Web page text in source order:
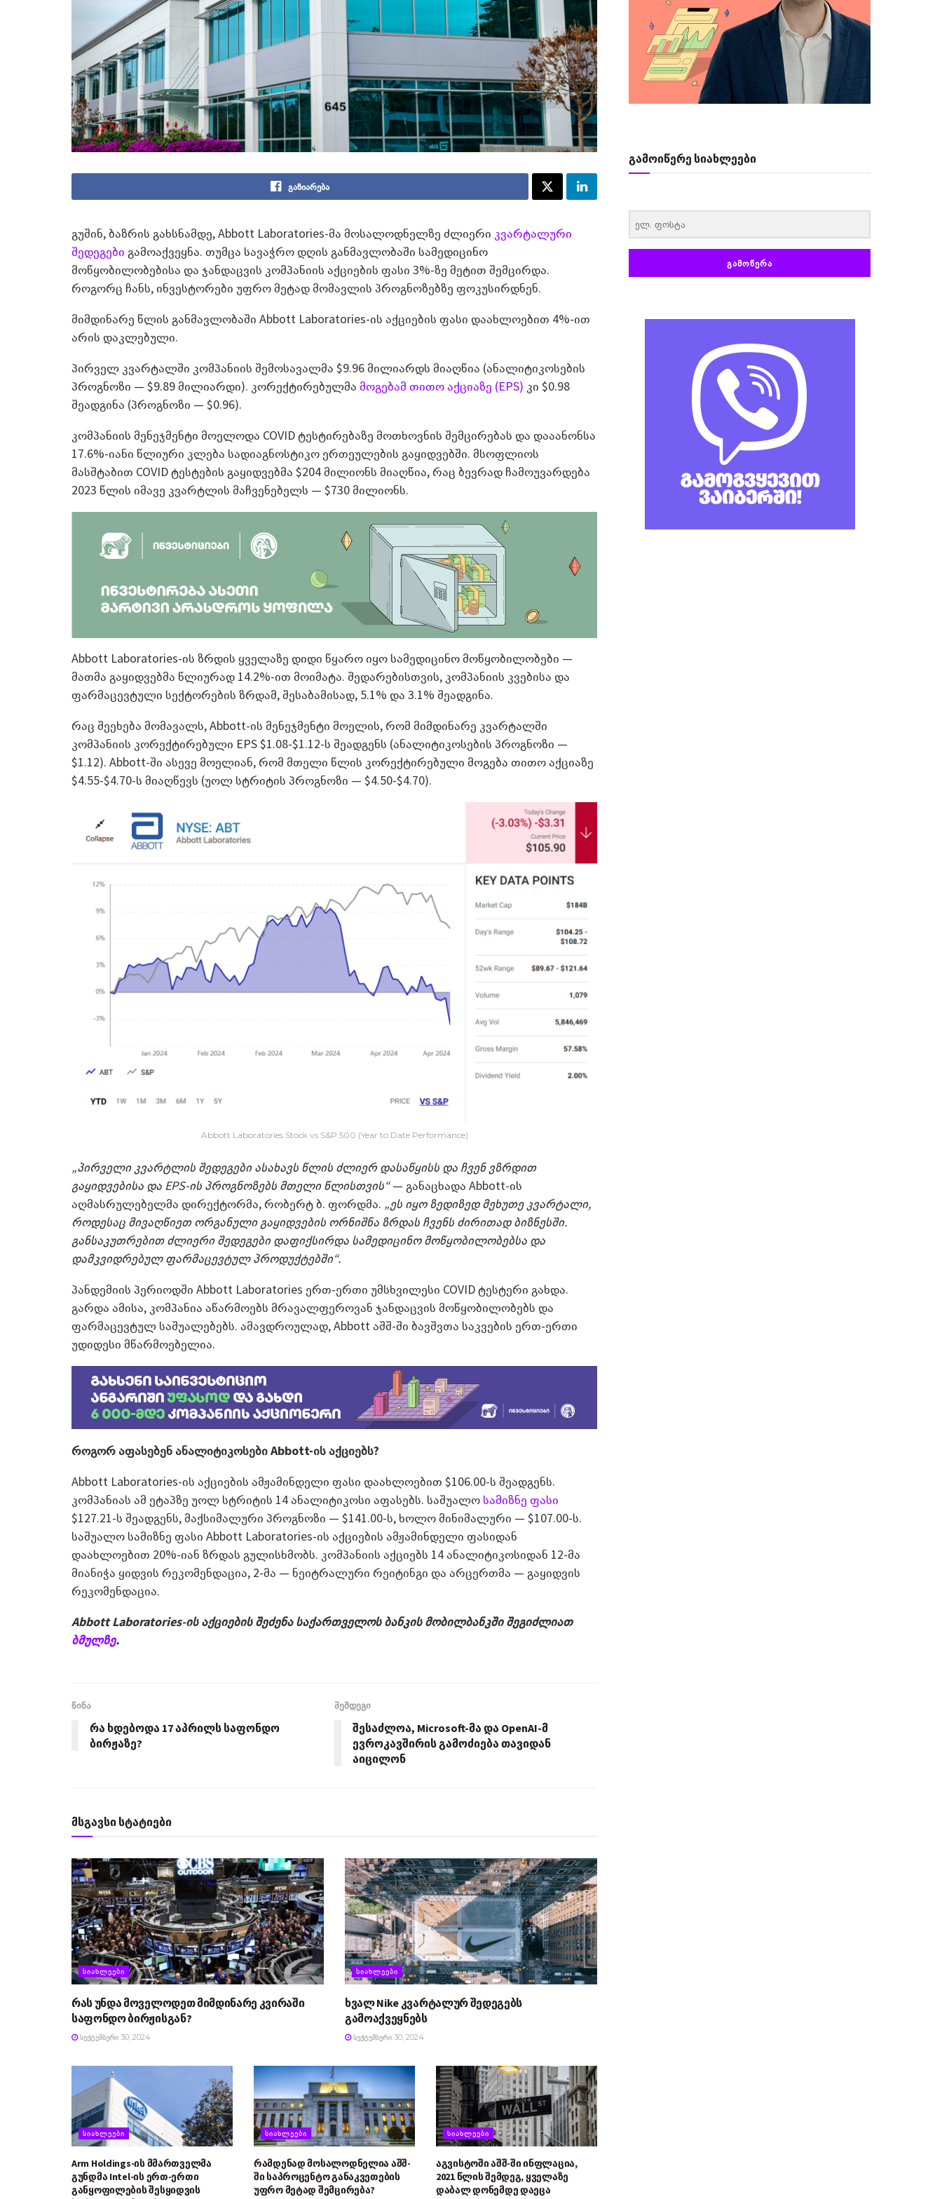
გაზიარება
გუშინ, ბაზრის გახსნამდე, Abbott Laboratories-მა მოსალოდნელზე ძლიერი კვარტალური
შედეგები გამოაქვეყნა. თუმცა სავაჭრო დღის განმავლობაში სამედიცინო
მოწყობილობებისა და ჯანდაცვის კომპანიის აქციების ფასი 3%-ზე მეტით შემცირდა.
როგორც ჩანს, ინვესტორები უფრო მეტად მომავლის პროგნოზებზე ფოკუსირდნენ.
მიმდინარე წლის განმავლობაში Abbott Laboratories-ის აქციების ფასი დაახლოებით 4%-ით
არის დაკლებული.
პირველ კვარტალში კომპანიის შემოსავალმა $9.96 მილიარდს მიაღწია (ანალიტიკოსების
პროგნოზი — $9.89 მილიარდი). კორექტირებულმა მოგებამ თითო აქციაზე (EPS) კი $0.98
შეადგინა (პროგნოზი — $0.96).
კომპანიის მენეჯმენტი მოელოდა COVID ტესტირებაზე მოთხოვნის შემცირებას და დააანონსა
17.6%-იანი წლიური კლება სადიაგნოსტიკო ერთეულების გაყიდვებში. მსოფლიოს
მასშტაბით COVID ტესტების გაყიდვებმა $204 მილიონს მიაღწია, რაც ბევრად ჩამოუვარდება
2023 წლის იმავე კვარტლის მაჩვენებელს — $730 მილიონს.
Abbott Laboratories-ის ზრდის ყველაზე დიდი წყარო იყო სამედიცინო მოწყობილობები —
მათმა გაყიდვებმა წლიურად 14.2%-ით მოიმატა. შედარებისთვის, კომპანიის კვებისა და
ფარმაცევტული სექტორების ზრდამ, შესაბამისად, 5.1% და 3.1% შეადგინა.
რაც შეეხება მომავალს, Abbott-ის მენეჯმენტი მოელის, რომ მიმდინარე კვარტალში
კომპანიის კორექტირებული EPS $1.08-$1.12-ს შეადგენს (ანალიტიკოსების პროგნოზი —
$1.12). Abbott-ში ასევე მოელიან, რომ მთელი წლის კორექტირებული მოგება თითო აქციაზე
$4.55-$4.70-ს მიაღწევს (უოლ სტრიტის პროგნოზი — $4.50-$4.70).
Abbott Laboratories Stock vs S&P 500 (Year to Date Performance)
„პირველი კვარტლის შედეგები ასახავს წლის ძლიერ დასაწყისს და ჩვენ ვზრდით
გაყიდვებისა და EPS-ის პროგნოზებს მთელი წლისთვის“— განაცხადა Abbott-ის
აღმასრულებელმა დირექტორმა, რობერტ ბ. ფორდმა. „ეს იყო ზედიზედ მეხუთე კვარტალი,
როდესაც მივაღწიეთ ორგანული გაყიდვების ორნიშნა ზრდას ჩვენს ძირითად ბიზნესში.
განსაკუთრებით ძლიერი შედეგები დაფიქსირდა სამედიცინო მოწყობილობებსა და
დამკვიდრებულ ფარმაცევტულ პროდუქტებში“.
პანდემიის პერიოდში Abbott Laboratories ერთ-ერთი უმსხვილესი COVID ტესტერი გახდა.
გარდა ამისა, კომპანია აწარმოებს მრავალფეროვან ჯანდაცვის მოწყობილობებს და
ფარმაცევტულ საშუალებებს. ამავდროულად, Abbott აშშ-ში ბავშვთა საკვების ერთ-ერთი
უდიდესი მწარმოებელია.
როგორ აფასებენ ანალიტიკოსები Abbott-ის აქციებს?
Abbott Laboratories-ის აქციების ამჟამინდელი ფასი დაახლოებით $106.00-ს შეადგენს.
კომპანიას ამ ეტაპზე უოლ სტრიტის 14 ანალიტიკოსი აფასებს. საშუალო სამიზნე ფასი
$127.21-ს შეადგენს, მაქსიმალური პროგნოზი — $141.00-ს, ხოლო მინიმალური — $107.00-ს.
საშუალო სამიზნე ფასი Abbott Laboratories-ის აქციების ამჟამინდელი ფასიდან
დაახლოებით 20%-იან ზრდას გულისხმობს. კომპანიის აქციებს 14 ანალიტიკოსიდან 12-მა
მიანიჭა ყიდვის რეკომენდაცია, 2-მა — ნეიტრალური რეიტინგი და არცერთმა — გაყიდვის
რეკომენდაცია.
Abbott Laboratories-ის აქციების შეძენა საქართველოს ბანკის მობილბანკში შეგიძლიათ
ბმულზე.
წინა
რა ხდებოდა 17 აპრილს საფონდო
ბირჟაზე?
შემდეგი
შესაძლოა, Microsoft-მა და OpenAI-მ
ევროკავშირის გამოძიება თავიდან
აიცილონ
მსგავსი სტატიები
ᲡᲘᲐᲮᲚᲔᲔᲑᲘ
რას უნდა მოველოდეთ მიმდინარე კვირაში
საფონდო ბირჟისგან?
ᲡᲔᲥᲢᲔᲛᲑᲔᲠᲘ 30, 2024
ᲡᲘᲐᲮᲚᲔᲔᲑᲘ
ხვალ Nike კვარტალურ შედეგებს
გამოაქვეყნებს
ᲡᲔᲥᲢᲔᲛᲑᲔᲠᲘ 30, 2024
ᲡᲘᲐᲮᲚᲔᲔᲑᲘ
Arm Holdings-ის მმართველმა
გუნდმა Intel-ის ერთ-ერთი
განყოფილების შესყიდვის
ᲡᲘᲐᲮᲚᲔᲔᲑᲘ
რამდენად მოსალოდნელია აშშ-
ში საპროცენტო განაკვეთების
უფრო მეტად შემცირება?
ᲡᲘᲐᲮᲚᲔᲔᲑᲘ
აგვისტოში აშშ-ში ინფლაცია,
2021 წლის შემდეგ, ყველაზე
დაბალ დონემდე დაეცა
გამოიწერე სიახლეები
ᲒᲐᲛᲝᲬᲔᲠᲐ